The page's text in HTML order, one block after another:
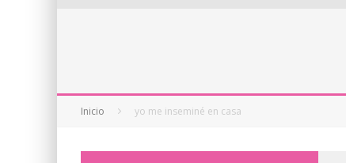
CANADÁ CELEBRA EL
Inicio yo me inseminé en casa